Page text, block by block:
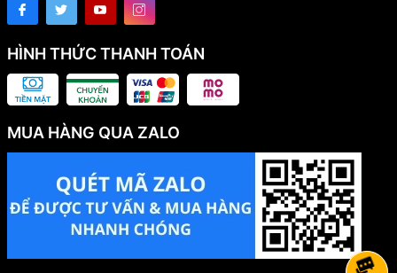
HÌNH THỨC THANH TOÁN
MUA HÀNG QUA ZALO